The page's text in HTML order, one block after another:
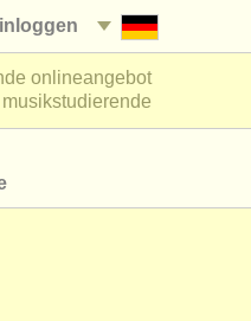
onlineangebot